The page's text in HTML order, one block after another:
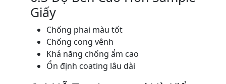
Giấy
Chống phai màu tốt
Chống cong vênh
Khả năng chống ẩm cao
Ổn định coating lâu dài